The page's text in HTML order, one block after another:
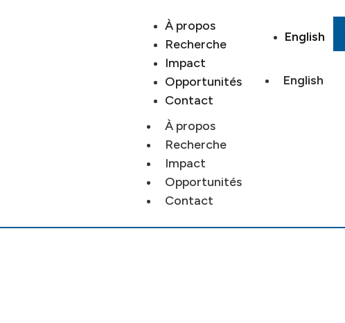
À propos
Recherche
Impact
Opportunités
Contact
À propos
Recherche
Impact
Opportunités
Contact
English
English